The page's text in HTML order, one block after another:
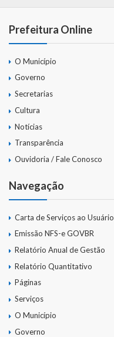
Prefeitura Online
O Município
Governo
Secretarias
Cultura
Notícias
Transparência
Ouvidoria / Fale Conosco
Navegação
Carta de Serviços ao Usuário
Emissão NFS-e GOVBR
Relatório Anual de Gestão
Relatório Quantitativo
Páginas
Serviços
O Município
Governo